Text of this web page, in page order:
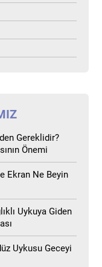
Gereklidir?
Önemi
Ekran Ne Beyin
Uykuya Giden
Uykusu Geceyi